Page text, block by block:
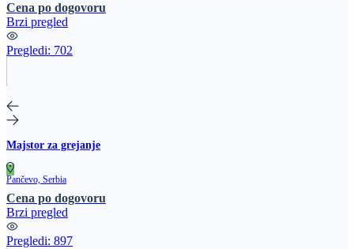
Cena po dogovoru
Brzi pregled
Pregledi: 702
Majstor za grejanje
Pančevo, Serbia
Cena po dogovoru
Brzi pregled
Pregledi: 897